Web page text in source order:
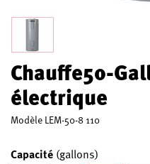
Chauffe50-
électrique
ModèleLEM-50-8 110
Capacité (gallons)